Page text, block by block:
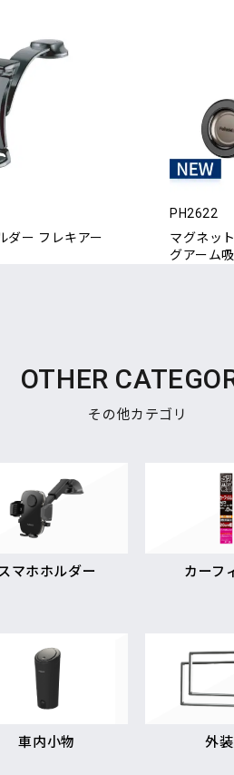
ダー フレキアー
PH2622
マグネッ
グアーム
OTHER
その他カテゴリ
マホホルダー カーフ
車内小物 外